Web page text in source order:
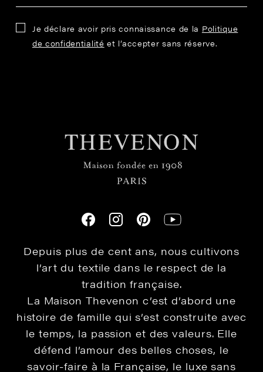
Je déclare avoir pris connaissance de la Politique
de confidentialité et l’accepter sans réserve.
Depuis plus de cent ans, nous cultivons
l’art du textile dans le respect de la
tradition française.
La Maison Thevenon c’est d’abord une
histoire de famille qui s’est construite avec
le temps, la passion et des valeurs. Elle
défend l’amour des belles choses, le
savoir-faire à la Française, le luxe sans